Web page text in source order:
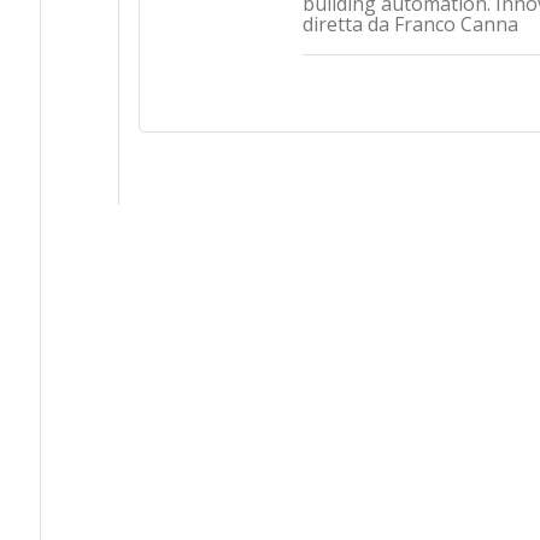
diretta da Franco Canna